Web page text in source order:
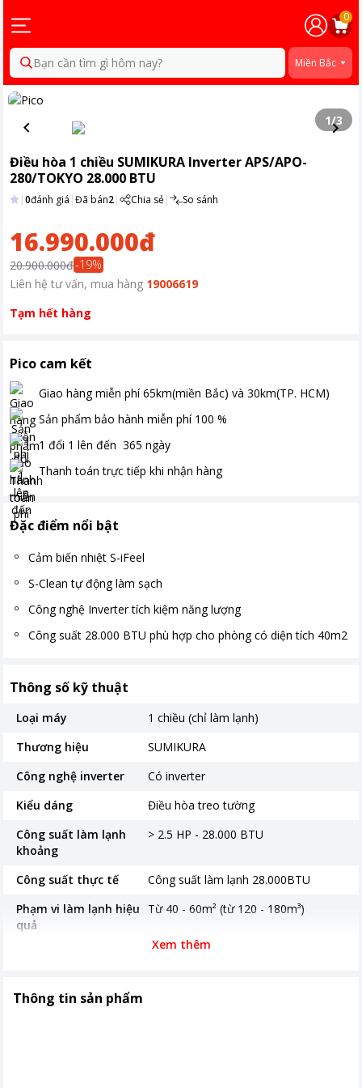
0
Bạn cần tìm gì hôm nay? Miền Bắc
1/3
Điều hòa 1 chiều SUMIKURA Inverter APS/APO-
280/TOKYO 28.000 BTU
|0đánh giá |Đã bán2| Chia sẻ| So sánh
16.990.000đ
20.900.000đ-19%
Liên hệ tư vấn, mua hàng 19006619
Tạm hết hàng
Pico cam kết
Giao hàng miễn phí 65km(miền Bắc) và 30km(TP. HCM)
Sản phẩm bảo hành miễn phí 100 %
1 đổi 1 lên đến 365 ngày
Thanh toán trực tiếp khi nhận hàng
Đặc điểm nổi bật
Cảm biến nhiệt S-iFeel
S-Clean tự động làm sạch
Công nghệ Inverter tích kiệm năng lượng
Công suất 28.000 BTU phù hợp cho phòng có diện tích 40m2
Thông số kỹ thuật
Loại máy
1 chiều (chỉ làm lạnh)
Thương hiệu
SUMIKURA
Công nghệ inverter
Có inverter
Kiểu dáng
Điều hòa treo tường
Công suất làm lạnh
khoảng
> 2.5 HP - 28.000 BTU
Công suất thực tế
Công suất làm lạnh 28.000BTU
Phạm vi làm lạnh hiệu
quả
Từ 40 - 60m² (từ 120 - 180m³)
Độ ồn dàn lạnh 38/34/30 dB Độ ồn
Loại Gas
Xem thêm
Thông tin sản phẩm